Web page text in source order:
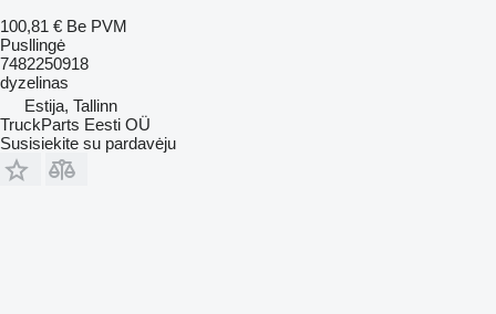
100,81 € Be PVM
Pusllingė
7482250918
dyzelinas
Estija, Tallinn
TruckParts Eesti OÜ
Susisiekite su pardavėju